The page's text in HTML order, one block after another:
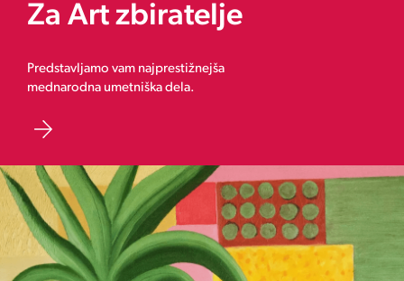
Za Art zbiratelje
Predstavljamo vam najprestižnejša
mednarodna umetniška dela.